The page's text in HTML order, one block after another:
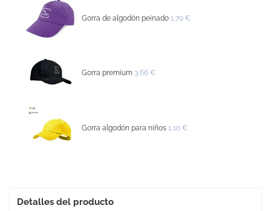
Gorra de algodón peinado 1,70 €
Gorra premium 3,66 €
Gorra algodón para niños 1,10 €
Detalles del producto